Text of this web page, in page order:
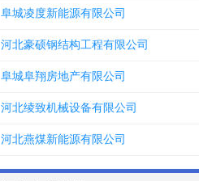
阜城凌度新能源有限公司
河北豪硕钢结构工程有限公司
阜城阜翔房地产有限公司
河北绫致机械设备有限公司
河北燕煤新能源有限公司